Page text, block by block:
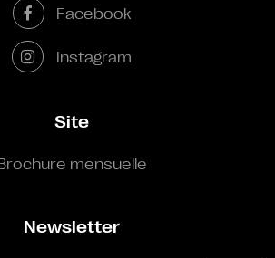
Facebook
Instagram
Site
mensuelle
Newsletter